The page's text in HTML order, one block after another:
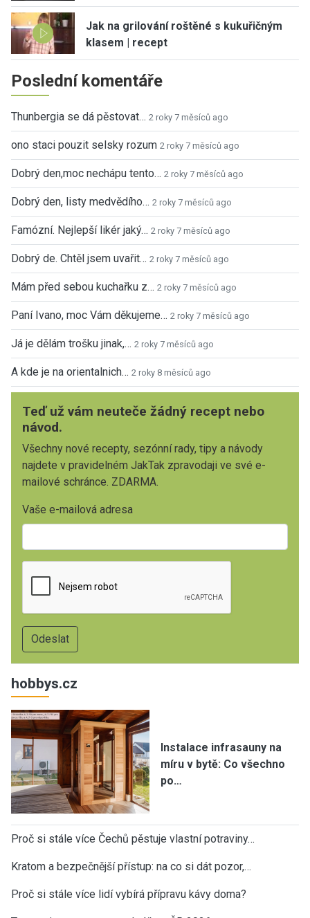
Jak na grilování roštěné s kukuřičným
klasem | recept
Poslední komentáře
Thunbergia se dá pěstovat… 2 roky 7 měsíců ago
ono staci pouzit selsky rozum 2 roky 7 měsíců ago
Dobrý den,moc nechápu tento… 2 roky 7 měsíců ago
Dobrý den, listy medvědího… 2 roky 7 měsíců ago
Famózní. Nejlepší likér jaký… 2 roky 7 měsíců ago
Dobrý de. Chtěl jsem uvařit… 2 roky 7 měsíců ago
Mám před sebou kuchařku z… 2 roky 7 měsíců ago
Paní Ivano, moc Vám děkujeme… 2 roky 7 měsíců ago
Já je dělám trošku jinak,… 2 roky 7 měsíců ago
A kde je na orientalnich… 2 roky 8 měsíců ago
Teď už vám neuteče žádný recept nebo
návod.
Všechny nové recepty, sezónní rady, tipy a návody
najdete v pravidelném JakTak zpravodaji ve své e-
mailové schránce. ZDARMA.
Vaše e-mailová adresa
hobbys.cz
Instalace infrasauny na
míru v bytě: Co všechno
po…
Proč si stále více Čechů pěstuje vlastní potraviny…
Kratom a bezpečnější přístup: na co si dát pozor,…
Proč si stále více lidí vybírá přípravu kávy doma?